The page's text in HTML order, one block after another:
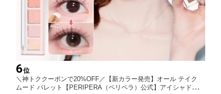
6位
＼神トククーポンで20%OFF／【新カラー発売】オール テイク
ムード パレット【PERIPERA（ペリペラ）公式】アイシャドウ